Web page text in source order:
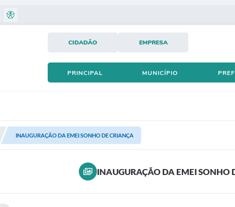
CIDADÃO EMPRESA
PRINCIPAL MUNICÍPIO
INAUGURAÇÃO DA EMEI SONHO DE CRIANÇA
INAUGURAÇÃO DA EMEI SONHO